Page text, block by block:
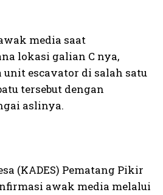
media saat
lokasi galian C nya,
unit escavator di salah satu
tersebut dengan
aslinya.
(KADES) Pematang Pikir
awak media melalui